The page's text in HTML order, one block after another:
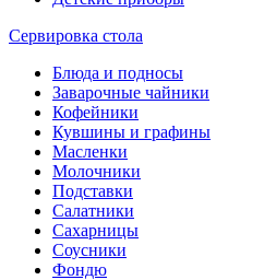
Сервировка стола
Блюда и подносы
Заварочные чайники
Кофейники
Кувшины и графины
Масленки
Молочники
Подставки
Салатники
Сахарницы
Соусники
Фондю